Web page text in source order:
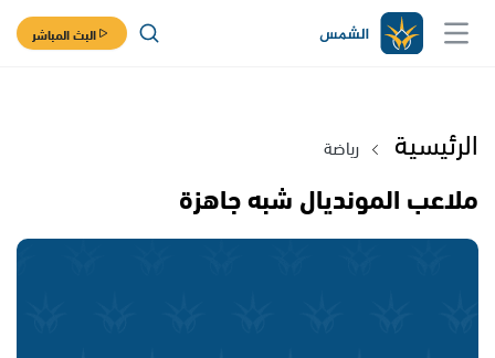
البث المباشر
الرئيسية رياضة
ملاعب المونديال شبه جاهزة